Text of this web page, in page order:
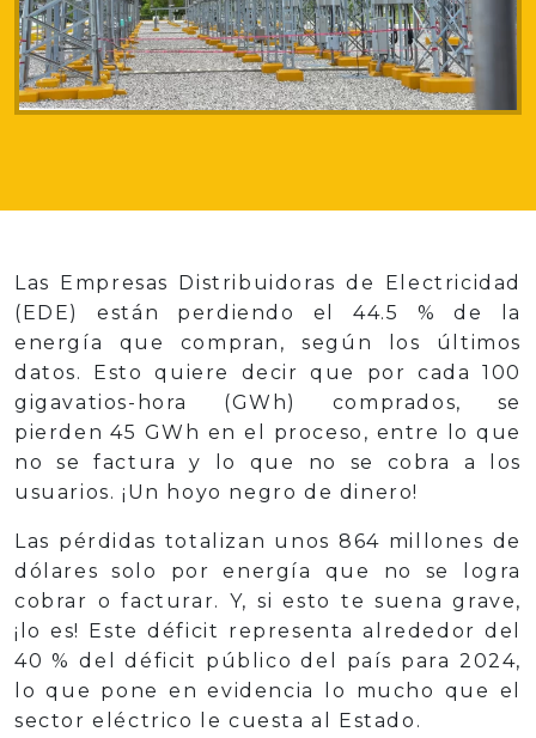
Las Empresas Distribuidoras de Electricidad
(EDE) están perdiendo el 44.5 % de la
energía que compran, según los últimos
datos. Esto quiere decir que por cada 100
gigavatios-hora (GWh) comprados, se
pierden 45 GWh en el proceso, entre lo que
no se factura y lo que no se cobra a los
usuarios. ¡Un hoyo negro de dinero!
Las pérdidas totalizan unos 864 millones de
dólares solo por energía que no se logra
cobrar o facturar. Y, si esto te suena grave,
¡lo es! Este déficit representa alrededor del
40 % del déficit público del país para 2024,
lo que pone en evidencia lo mucho que el
sector eléctrico le cuesta al Estado.